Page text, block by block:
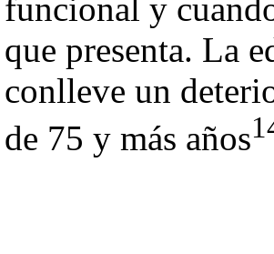
funcional y
que presenta. La
conlleve un
de 75 y más años